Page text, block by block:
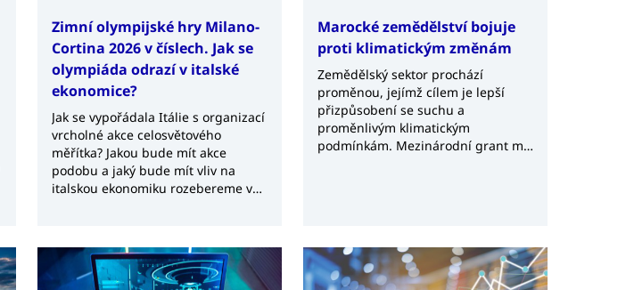
Zimní olympijské hry Milano-
Cortina 2026 v číslech. Jak se
olympiáda odrazí v italské
ekonomice?
Jak se vypořádala Itálie s organizací
vrcholné akce celosvětového
měřítka? Jakou bude mít akce
podobu a jaký bude mít vliv na
italskou ekonomiku rozebereme v
Marocké zemědělství bojuje
proti klimatickým změnám
Zemědělský sektor prochází
proměnou, jejímž cílem je lepší
přizpůsobení se suchu a
proměnlivým klimatickým
podmínkám. Mezinárodní grant má